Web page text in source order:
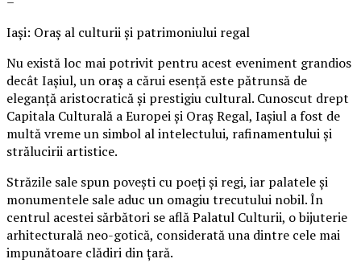
Iași: Oraș al culturii și patrimoniului regal
Nu există loc mai potrivit pentru acest eveniment grandios
decât Iașiul, un oraș a cărui esență este pătrunsă de
eleganță aristocratică și prestigiu cultural. Cunoscut drept
Capitala Culturală a Europei și Oraș Regal, Iașiul a fost de
multă vreme un simbol al intelectului, rafinamentului și
strălucirii artistice.
Străzile sale spun povești cu poeți și regi, iar palatele și
monumentele sale aduc un omagiu trecutului nobil. În
centrul acestei sărbători se află Palatul Culturii, o bijuterie
arhitecturală neo-gotică, considerată una dintre cele mai
impunătoare clădiri din țară.